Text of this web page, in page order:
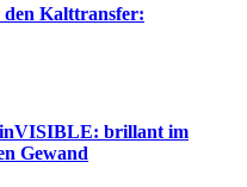
den Kalttransfer:
brillant im
Gewand